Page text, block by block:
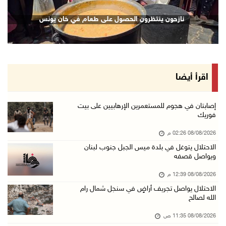
الاحتلال يواصل تجريف أراضٍ في سنجل شمال رام ...
08/آب/2026 11:35 ص
منتخبنا الوطني للتايكواندو يستهل مشاركته في ب ...
"فانا": الثقافة البحرينية تـصون الهوية الوطني ...
73,384 شهيدا و174,242 مصابا منذ بدء حرب الإبا ...
08/آب/2026 10:50 ص
مستعمرون إرهابيون يهاجمون منزلا ويقتحمون مناط ...
08/آب/2026 10:22 ص
تقرير: خطاب الكراهية والتحريض يتصاعد في أوساط ...
08/آب/2026 10:10 ص
نازحون ينتظرون الحصول على طعام في خان يونس
اقرأ أيضا
إصابتان في هجوم للمستعمرين الإرهابيين على بيت
فوريك
08/08/2026 02:26 م
الاحتلال يتوغل في بلدة ميس الجبل جنوب لبنان
ويواصل قصفه
08/08/2026 12:39 م
الاحتلال يواصل تجريف أراضٍ في سنجل شمال رام
الله لصالح
08/08/2026 11:35 ص